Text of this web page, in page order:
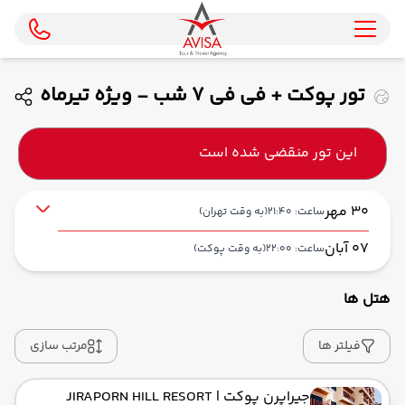
تور پوکت + فی فی 7 شب - ویژه تیرماه
( پرواز مستقیم ماهان )
این تور منقضی شده است
30 مهر ساعت: 21:40 (به وقت تهران)
07 آبان ساعت: 22:00 (به وقت پوکت)
حرکت از مبدا: 21:40
به فرودگاه بین‌المللی پوکت HKT
هتل ها
فیلتر ها مرتب سازی
جیراپرن پوکت | JIRAPORN HILL RESORT